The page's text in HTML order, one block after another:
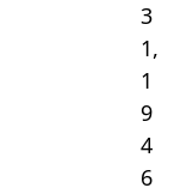
3
1,
1
9
4
6